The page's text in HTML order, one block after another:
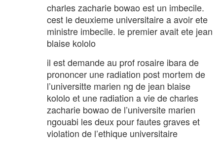
charles zacharie bowao est un imbecile.
cest le deuxieme universitaire a avoir ete
ministre imbecile. le premier avait ete jean
blaise kololo
il est demande au prof rosaire ibara de
prononcer une radiation post mortem de
l’universitte marien ng de jean blaise
kololo et une radiation a vie de charles
zacharie bowao de l’universite marien
ngouabi les deux pour fautes graves et
violation de l’ethique universitaire